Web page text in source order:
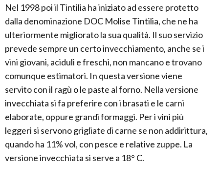
Nel 1998 poi il Tintilia ha iniziato ad essere protetto
dalla denominazione DOC Molise Tintilia, che ne ha
ulteriormente migliorato la sua qualità. Il suo servizio
prevede sempre un certo invecchiamento, anche se i
vini giovani, aciduli e freschi, non mancano e trovano
comunque estimatori. In questa versione viene
servito con il ragù o le paste al forno. Nella versione
invecchiata si fa preferire con i brasati e le carni
elaborate, oppure grandi formaggi. Per i vini più
leggeri si servono grigliate di carne se non addirittura,
quando ha 11% vol, con pesce e relative zuppe. La
versione invecchiata si serve a 18° C.